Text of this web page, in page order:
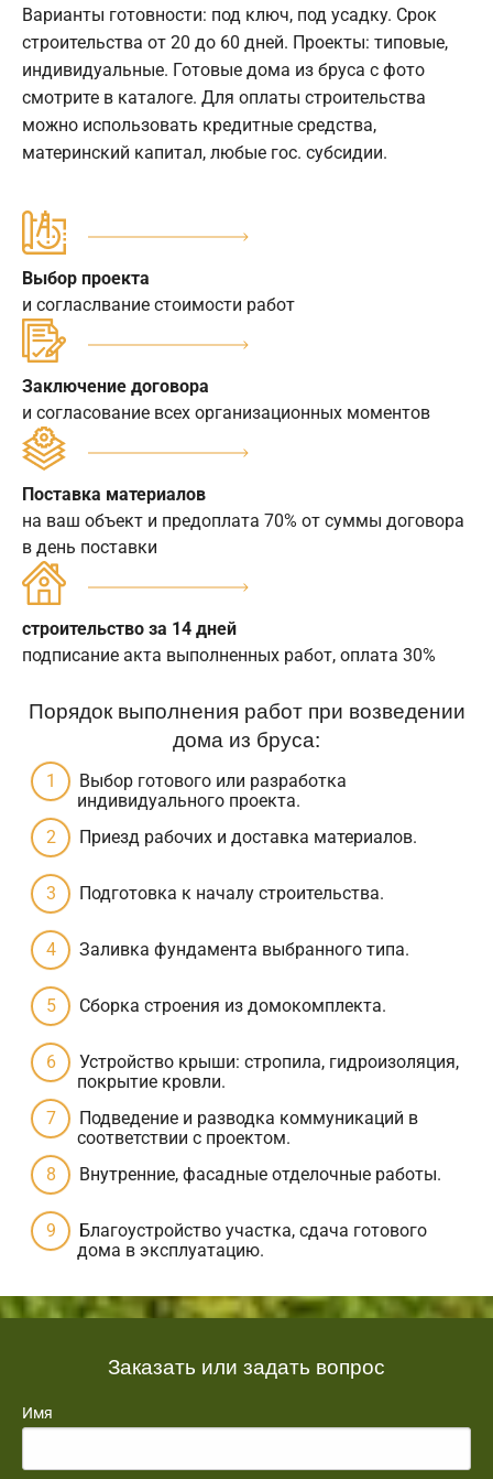
Варианты готовности: под ключ, под усадку. Срок
строительства от 20 до 60 дней. Проекты: типовые,
индивидуальные. Готовые дома из бруса с фото
смотрите в каталоге. Для оплаты строительства
можно использовать кредитные средства,
материнский капитал, любые гос. субсидии.
Выбор проекта
и согласлвание стоимости работ
Заключение договора
и согласование всех организационных моментов
Поставка материалов
на ваш объект и предоплата 70% от суммы договора
в день поставки
строительство за 14 дней
подписание акта выполненных работ, оплата 30%
Порядок выполнения работ при возведении
дома из бруса:
Выбор готового или разработка
индивидуального проекта.
Приезд рабочих и доставка материалов.
Подготовка к началу строительства.
Заливка фундамента выбранного типа.
Сборка строения из домокомплекта.
Устройство крыши: стропила, гидроизоляция,
покрытие кровли.
Подведение и разводка коммуникаций в
соответствии с проектом.
Внутренние, фасадные отделочные работы.
Благоустройство участка, сдача готового
дома в эксплуатацию.
Заказать или задать вопрос
Имя